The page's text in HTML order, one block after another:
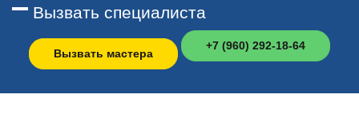
Вызвать специалиста
Вызвать мастера
+7 (960) 292-18-64